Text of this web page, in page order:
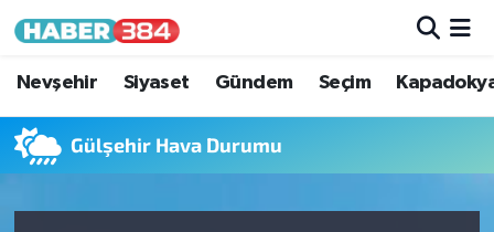
Nevşehir Siyaset Gündem Seçim
Gülşehir Hava Durumu
Nöbetçi Eczaneler
Hava Durumu